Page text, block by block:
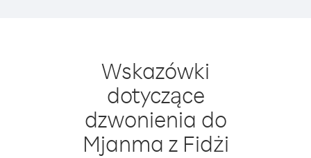
Wskazówki
dotyczące
dzwonienia do
Mjanma z Fidżi